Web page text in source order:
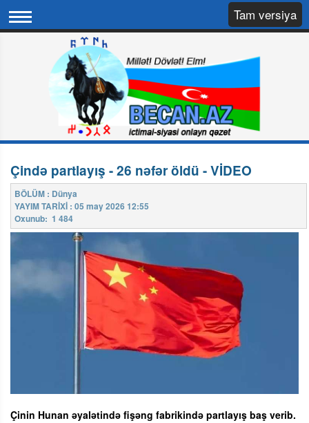
Tam versiya
Çində partlayış - 26 nəfər öldü - VİDEO
BÖLÜM : Dünya
YAYIM TARİXİ : 05 may 2026 12:55
Oxunub: 1 484
Çinin Hunan əyalətində fişəng fabrikində partlayış baş verib.